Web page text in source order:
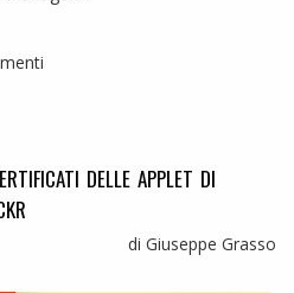
delle applet di
di Giuseppe Grasso